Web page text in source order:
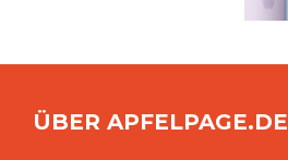
ÜBER APFELPAGE.DE